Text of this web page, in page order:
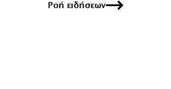
ΟΙΚΟΝΟΜΙΑΡοή ειδήσεων